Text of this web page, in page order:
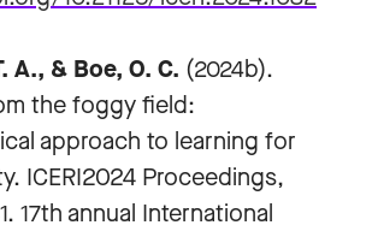
A., & Boe, O. C. (2024b).
the foggy field:
approach to learning for
ICERI2024 Proceedings,
17th annual International